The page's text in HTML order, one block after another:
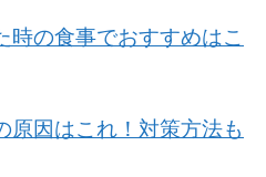
時の食事でおすすめはこ
原因はこれ！対策方法も